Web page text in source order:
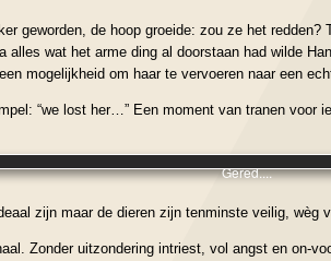
geworden, de hoop groeide: zou ze het
alles wat het arme ding al doorstaan had wilde
mogelijkheid om haar te vervoeren naar een
“we lost her…” Een moment van tranen voor
Gered....
zijn maar de dieren zijn tenminste veilig,
Zonder uitzondering intriest, vol angst en on-